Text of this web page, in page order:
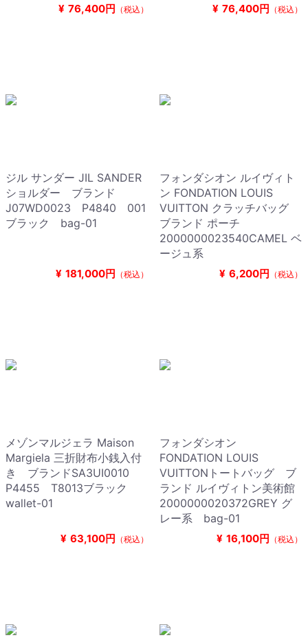
¥ 76,400円 （税込） ¥ 76,400円 （税込）
ジル サンダー JIL SANDER
ショルダー ブランド
J07WD0023 P4840 001
ブラック bag-01
¥ 181,000円 （税込）
フォンダシオン ルイヴィト
ン FONDATION LOUIS
VUITTON クラッチバッグ
ブランド ポーチ
2000000023540CAMEL ベ
ージュ系
¥ 6,200円 （税込）
メゾンマルジェラ Maison
Margiela 三折財布小銭入付
き ブランドSA3UI0010
P4455 T8013ブラック
wallet-01
¥ 63,100円 （税込）
フォンダシオン
FONDATION LOUIS
VUITTONトートバッグ ブ
ランド ルイヴィトン美術館
2000000020372GREY グ
レー系 bag-01
¥ 16,100円 （税込）